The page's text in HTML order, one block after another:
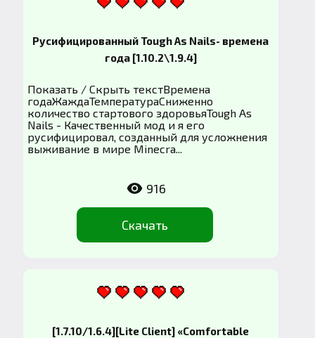
Русифицированный Tough As Nails- времена
года [1.10.2\1.9.4]
Показать / Скрыть текстВремена
годаЖаждаТемператураСниженно
количество стартового здоровьяTough As
Nails - Качественный мод и я его
русифицировал, созданный для усложнения
выживание в мире Minecra...
Скачать
916
[1.7.10/1.6.4][Lite Client] «Comfortable